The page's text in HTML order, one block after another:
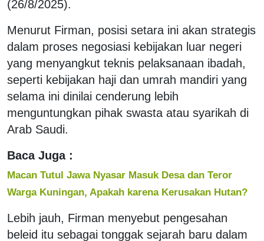
(26/8/2025).
Menurut Firman, posisi setara ini akan strategis
dalam proses negosiasi kebijakan luar negeri
yang menyangkut teknis pelaksanaan ibadah,
seperti kebijakan haji dan umrah mandiri yang
selama ini dinilai cenderung lebih
menguntungkan pihak swasta atau syarikah di
Arab Saudi.
Baca Juga :
Macan Tutul Jawa Nyasar Masuk Desa dan Teror
Warga Kuningan, Apakah karena Kerusakan Hutan?
Lebih jauh, Firman menyebut pengesahan
beleid itu sebagai tonggak sejarah baru dalam